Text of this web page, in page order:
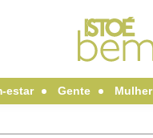
estar Gente Mulher